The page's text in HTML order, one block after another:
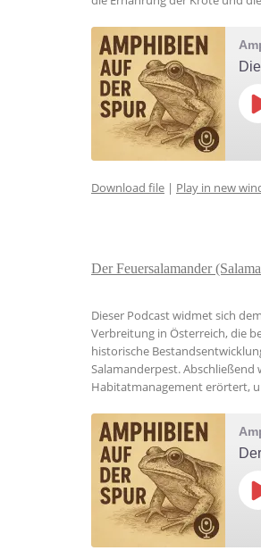
SHARE
EMBED
Download file | Play in new
Der Feuersalamander
Dieser Podcast widmet sich
Verbreitung in Österreich, die
historische
Salamanderpest.
Habitatmanagement erörtert,